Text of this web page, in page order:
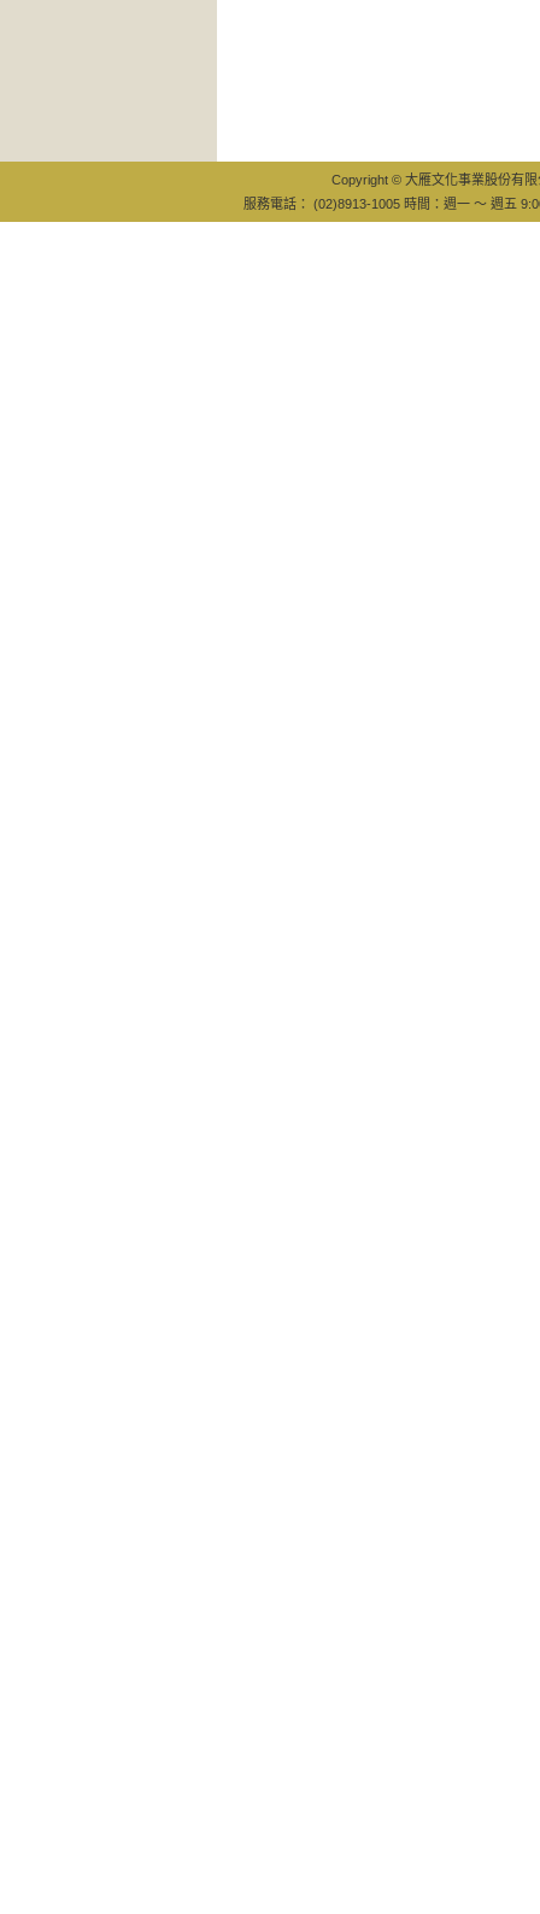
Copyright © 大雁文化事業股份有
服務電話： (02)8913-1005 時間：週一 ～ 週五